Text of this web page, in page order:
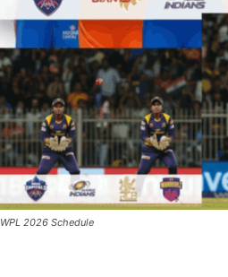
WPL 2026 Schedule